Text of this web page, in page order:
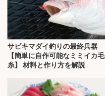
サビキマダイ釣りの最終兵器
【簡単に自作可能なミミイカ毛
糸】 材料と作り方を解説